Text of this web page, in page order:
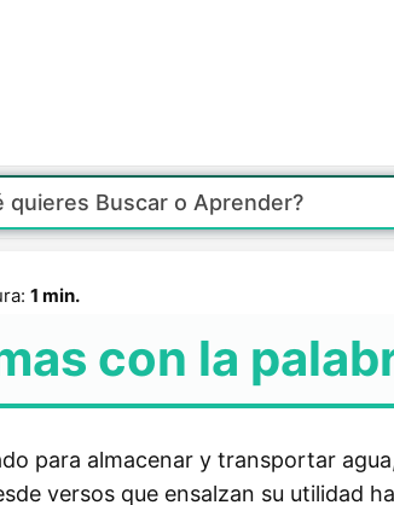
1 min.
con la
para almacenar y transportar
versos que ensalzan su utilidad